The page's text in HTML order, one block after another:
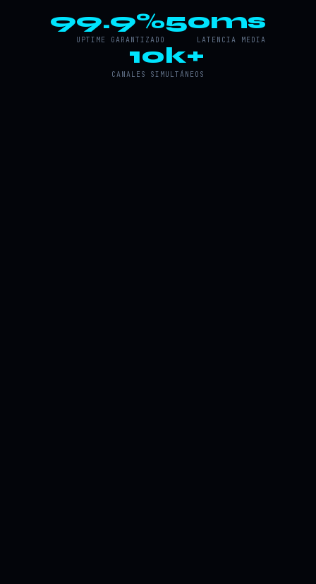
99.9%
UPTIME GARANTIZADO
50ms
LATENCIA MEDIA
10k+
CANALES SIMULTÁNEOS